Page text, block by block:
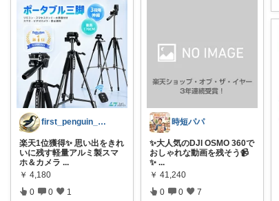
first_penguin_BASE
楽天1位獲得✨ 思い出をきれ
いに残す軽量アルミ製スマ
ホ＆カメラ ...
￥ 4,180
0 0 1
時短パパ
✨大人気のDJI OSMO 360で
おしゃれな動画を残そう📹
✨ ...
￥ 41,240
0 0 7